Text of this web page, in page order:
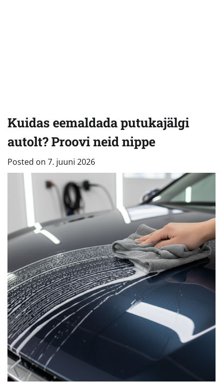
Kuidas eemaldada putukajälgi
autolt? Proovi neid nippe
Posted on 7. juuni 2026